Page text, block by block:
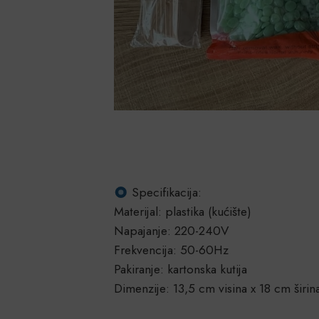
Specifikacija:
Materijal: plastika (kućište)
Napajanje: 220-240V
Frekvencija: 50-60Hz
Pakiranje: kartonska kutija
Dimenzije: 13,5 cm visina x 18 cm